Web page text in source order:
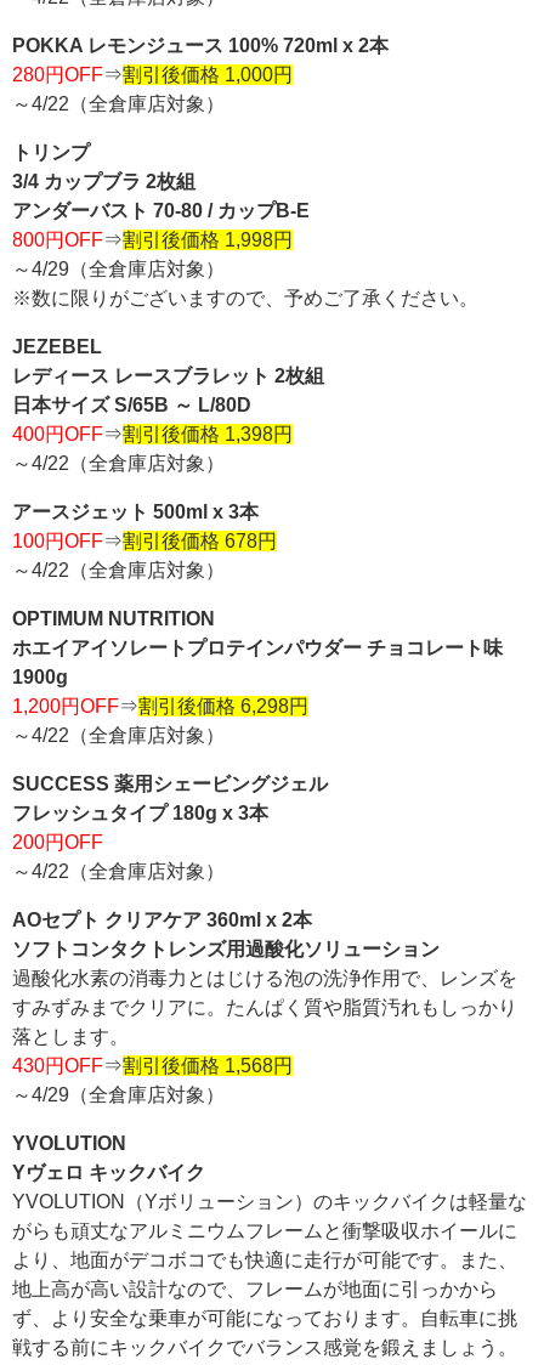
POKKA レモンジュース 100% 720ml x 2本
280円OFF⇒割引後価格 1,000円
～4/22（全倉庫店対象）
トリンプ
3/4 カップブラ 2枚組
アンダーバスト 70-80 / カップB-E
800円OFF⇒割引後価格 1,998円
～4/29（全倉庫店対象）
※数に限りがございますので、予めご了承ください。
JEZEBEL
レディース レースブラレット 2枚組
日本サイズ S/65B ～ L/80D
400円OFF⇒割引後価格 1,398円
～4/22（全倉庫店対象）
アースジェット 500ml x 3本
100円OFF⇒割引後価格 678円
～4/22（全倉庫店対象）
OPTIMUM NUTRITION
ホエイアイソレートプロテインパウダー チョコレート味
1900g
1,200円OFF⇒割引後価格 6,298円
～4/22（全倉庫店対象）
SUCCESS 薬用シェービングジェル
フレッシュタイプ 180g x 3本
200円OFF
～4/22（全倉庫店対象）
AOセプト クリアケア 360ml x 2本
ソフトコンタクトレンズ用過酸化ソリューション
過酸化水素の消毒力とはじける泡の洗浄作用で、レンズを
すみずみまでクリアに。たんぱく質や脂質汚れもしっかり
落とします。
430円OFF⇒割引後価格 1,568円
～4/29（全倉庫店対象）
YVOLUTION
Yヴェロ キックバイク
YVOLUTION（Yボリューション）のキックバイクは軽量な
がらも頑丈なアルミニウムフレームと衝撃吸収ホイールに
より、地面がデコボコでも快適に走行が可能です。また、
地上高が高い設計なので、フレームが地面に引っかから
ず、より安全な乗車が可能になっております。自転車に挑
戦する前にキックバイクでバランス感覚を鍛えましょう。